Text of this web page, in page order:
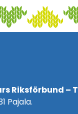
Riksförbund –
Pajala.